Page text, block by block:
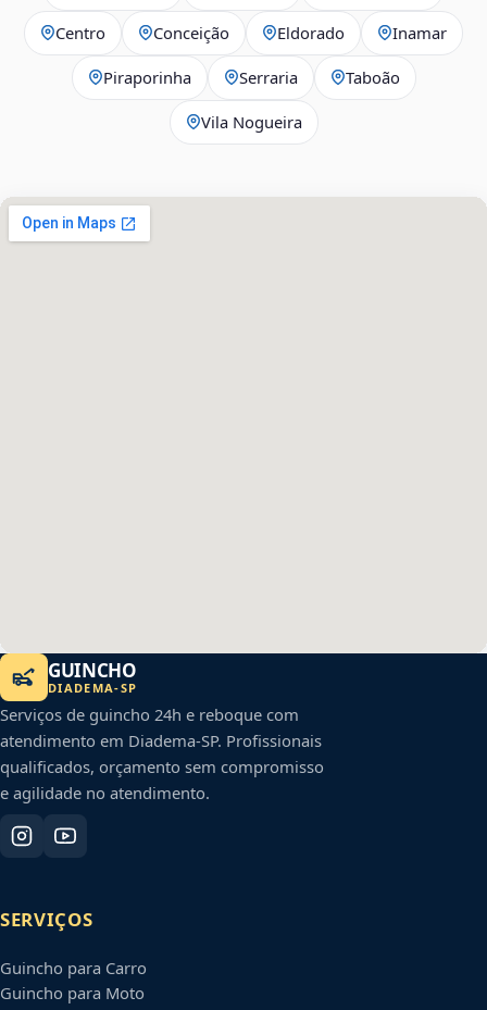
Centro Conceição Eldorado Inamar
Piraporinha Serraria Taboão
Vila Nogueira
GUINCHO
DIADEMA-SP
Serviços de guincho 24h e reboque com
atendimento em Diadema-SP. Profissionais
qualificados, orçamento sem compromisso
e agilidade no atendimento.
SERVIÇOS
Guincho para Carro
Guincho para Moto